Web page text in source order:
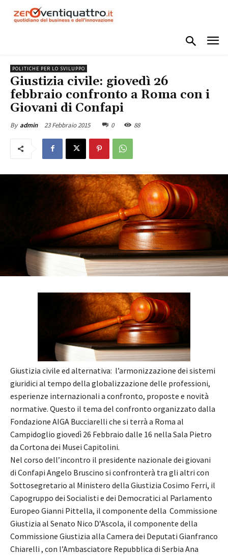
POLITICHE PER LO SVILUPPO
Giustizia civile: giovedì 26
febbraio confronto a Roma con i
Giovani di Confapi
By admin 23 Febbraio 2015 0 88
Giustizia civile ed alternativa: l’armonizzazione dei sistemi
giuridici al tempo della globalizzazione delle professioni,
esperienze internazionali a confronto, proposte e novità
normative. Questo il tema del confronto organizzato dalla
Fondazione AIGA Bucciarelli che si terrà a Roma al
Campidoglio giovedì 26 Febbraio dalle 16 nella Sala Pietro
da Cortona dei Musei Capitolini.
Nel corso dell’incontro il presidente nazionale dei giovani
di Confapi Angelo Bruscino si confronterà tra gli altri con
Sottosegretario al Ministero della Giustizia Cosimo Ferri, il
Capogruppo dei Socialisti e dei Democratici al Parlamento
Europeo Gianni Pittella, il componente della Commissione
Giustizia al Senato Nico D’Ascola, il componente della
Commissione Giustizia alla Camera dei Deputati Gianfranco
Chiarelli , con l’Ambasciatore Repubblica di Serbia Ana